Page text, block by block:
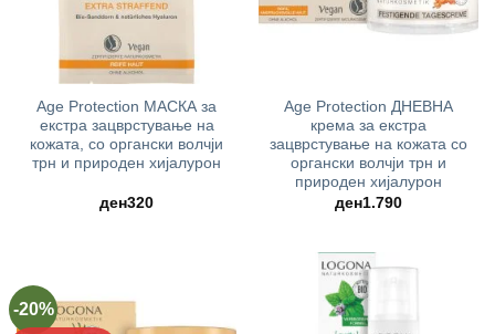
Age Protection МАСКА за
екстра зацврстување на
кожата, со органски волчји
трн и природен хијалурон
ден320
Age Protection ДНЕВНА
крема за екстра
зацврстување на кожата со
органски волчји трн и
природен хијалурон
ден1.790
-20%